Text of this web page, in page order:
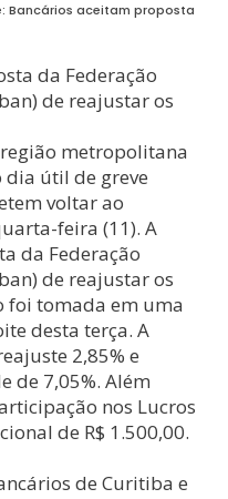
Bancários aceitam proposta
da Federação
de reajustar os
metropolitana
útil de greve
voltar ao
feira (11). A
da Federação
de reajustar os
foi tomada em uma
desta terça. A
2,85% e
de 7,05%. Além
nos Lucros
de R$ 1.500,00.
de Curitiba e